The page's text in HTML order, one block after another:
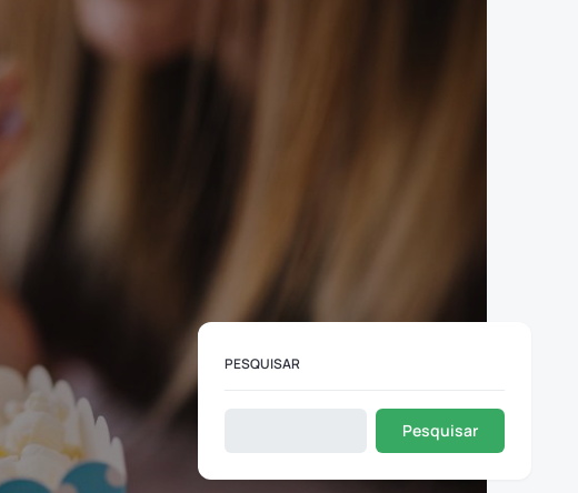
PESQUISAR
Pesquisar